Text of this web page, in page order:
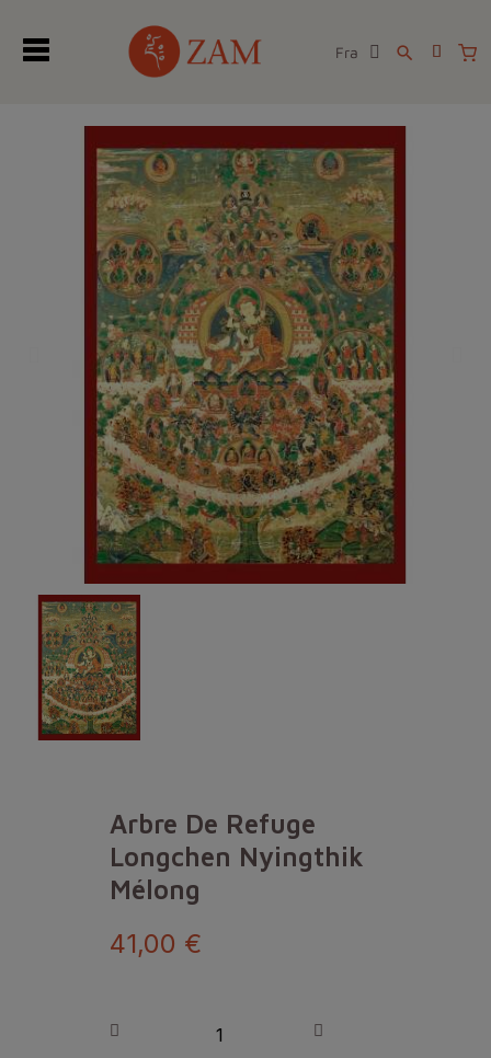
Fra search
Arbre De Refuge
Longchen Nyingthik
Mélong
41,00 €